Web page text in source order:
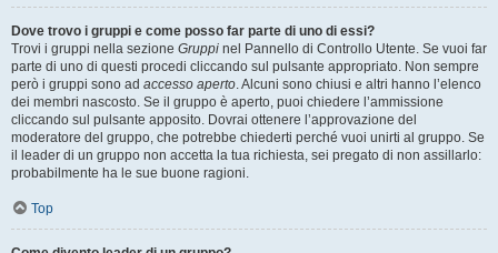
Dove trovo i gruppi e come posso far parte di uno di essi?
Trovi i gruppi nella sezione Gruppi nel Pannello di Controllo Utente. Se vuoi far
parte di uno di questi procedi cliccando sul pulsante appropriato. Non sempre
però i gruppi sono ad accesso aperto. Alcuni sono chiusi e altri hanno l’elenco
dei membri nascosto. Se il gruppo è aperto, puoi chiedere l’ammissione
cliccando sul pulsante apposito. Dovrai ottenere l’approvazione del
moderatore del gruppo, che potrebbe chiederti perché vuoi unirti al gruppo. Se
il leader di un gruppo non accetta la tua richiesta, sei pregato di non assillarlo:
probabilmente ha le sue buone ragioni.
Top